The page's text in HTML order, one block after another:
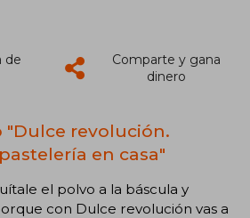
de
Comparte y gana
dinero
"Dulce revolución.
en casa"
el polvo a la báscula y
con Dulce revolución vas a